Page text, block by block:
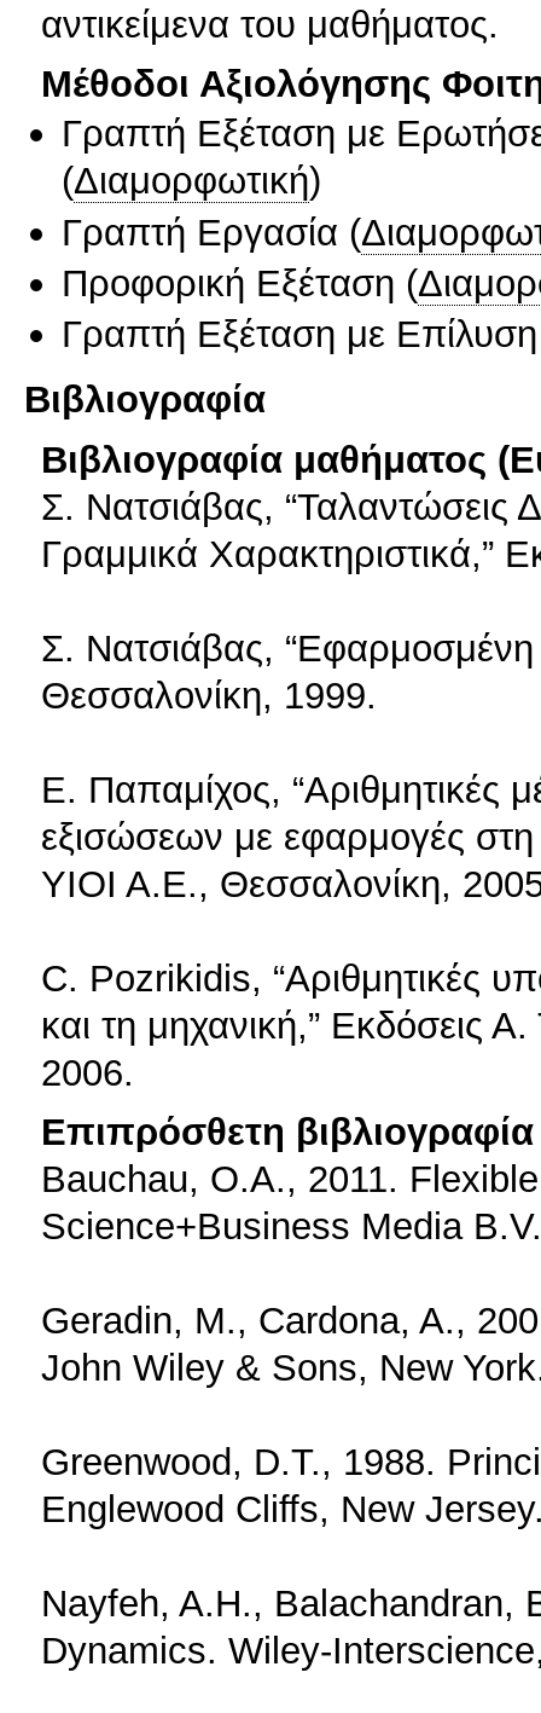
αντικείμενα του μαθήματος.
Μέθοδοι Αξιολόγησης
Γραπτή Εξέταση με
(Διαμορφωτική)
Γραπτή Εργασία (
Προφορική Εξέταση (
Γραπτή Εξέταση με
Βιβλιογραφία
Βιβλιογραφία μαθήματος
Σ. Νατσιάβας,
Γραμμικά Χαρακτηριστικά,”
Σ. Νατσιάβας, “Εφαρμοσμένη
Θεσσαλονίκη, 1999.
Ε. Παπαμίχος, “Αριθμητικές
εξισώσεων με εφαρμογές
ΥΙΟΙ Α.Ε., Θεσσαλονίκη,
C. Pozrikidis, “Αριθμητικές
και τη μηχανική,” Εκδόσεις
2006.
Επιπρόσθετη βιβλιογραφία
Bauchau, O.A., 2011.
Science+Business Media
Geradin, M., Cardona, A.,
John Wiley & Sons, New
Greenwood, D.T., 1988.
Englewood Cliffs, New
Nayfeh, A.H., Balachandran,
Dynamics. Wiley-